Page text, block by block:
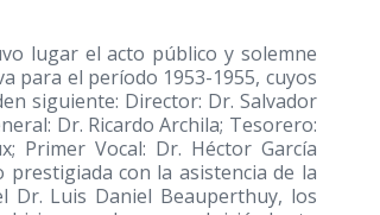
lugar el acto público y solemne
para el período 1953-1955, cuyos
siguiente: Director: Dr. Salvador
Dr. Ricardo Archila; Tesorero:
Primer Vocal: Dr. Héctor García
prestigiada con la asistencia de la
Dr. Luis Daniel Beauperthuy, los